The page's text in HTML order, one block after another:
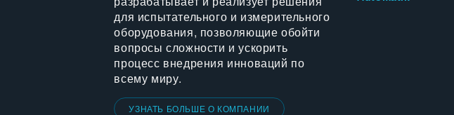
для испытательного и измерительного
оборудования, позволяющие обойти
вопросы сложности и ускорить
процесс внедрения инноваций по
всему миру.
УЗНАТЬ БОЛЬШЕ О КОМПАНИИ